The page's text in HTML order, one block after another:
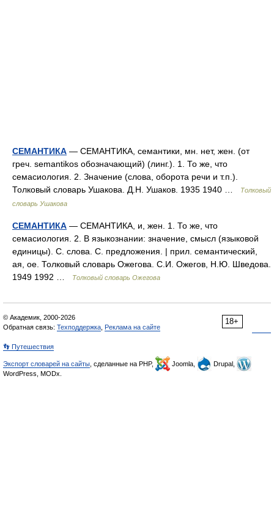
СЕМАНТИКА — СЕМАНТИКА, семантики, мн. нет, жен. (от
греч. semantikos обозначающий) (линг.). 1. То же, что
семасиология. 2. Значение (слова, оборота речи и т.п.).
Толковый словарь Ушакова. Д.Н. Ушаков. 1935 1940 …
Толковый
словарь Ушакова
СЕМАНТИКА — СЕМАНТИКА, и, жен. 1. То же, что
семасиология. 2. В языкознании: значение, смысл (языковой
единицы). С. слова. С. предложения. | прил. семантический,
ая, ое. Толковый словарь Ожегова. С.И. Ожегов, Н.Ю. Шведова.
1949 1992 …
Толковый словарь Ожегова
18+
© Академик, 2000-2026
Обратная связь: Техподдержка Реклама на сайте
👣 Путешествия
Экспорт словарей на сайты , сделанные на PHP, Joomla,
Drupal,
WordPress, MODx.